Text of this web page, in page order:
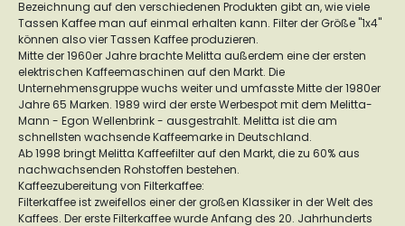
Bezeichnung auf den verschiedenen Produkten gibt an, wie viele
Tassen Kaffee man auf einmal erhalten kann. Filter der Größe "1x4"
können also vier Tassen Kaffee produzieren.
Mitte der 1960er Jahre brachte Melitta außerdem eine der ersten
elektrischen Kaffeemaschinen auf den Markt. Die
Unternehmensgruppe wuchs weiter und umfasste Mitte der 1980er
Jahre 65 Marken. 1989 wird der erste Werbespot mit dem Melitta-
Mann - Egon Wellenbrink - ausgestrahlt. Melitta ist die am
schnellsten wachsende Kaffeemarke in Deutschland.
Ab 1998 bringt Melitta Kaffeefilter auf den Markt, die zu 60% aus
nachwachsenden Rohstoffen bestehen.
Kaffeezubereitung von Filterkaffee:
Filterkaffee ist zweifellos einer der großen Klassiker in der Welt des
Kaffees. Der erste Filterkaffee wurde Anfang des 20. Jahrhunderts